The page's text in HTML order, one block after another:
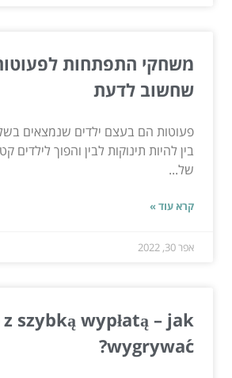
משחקי התפתחות
שחשוב לדעת
פעוטות הם בעצם ילדים שנמצאים
בין להיות תינוקות לבין והפוך לילדים
של...
קרא עוד »
אפר 30, 2022
szybką wypłatą – jak
wygrywać?